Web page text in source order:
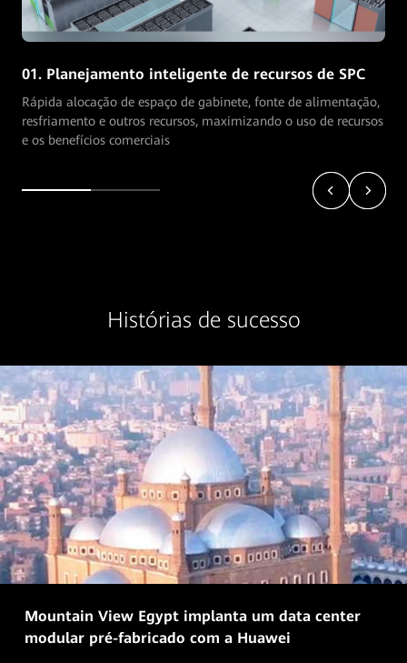
02. Auditoria automática de ativos
Auditoria automática do status e do crescimento dos ativos,
evitando ativos ociosos
Histórias de sucesso
Mountain View Egypt implanta um data center
modular pré-fabricado com a Huawei